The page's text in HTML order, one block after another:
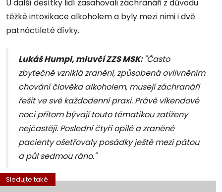
U další desítky lidí zasahovali záchranáři z důvodu
těžké intoxikace alkoholem a byly mezi nimi i dvě
patnáctileté dívky.
Lukáš Humpl, mluvčí ZZS MSK: "Často
zbytečně vzniklá zranění, způsobená ovlivněním
chování člověka alkoholem, musejí záchranáři
řešit ve své každodenní praxi. Právě víkendové
noci přitom bývají touto tématikou zatíženy
nejčastěji. Poslední čtyři opilé a zraněné
pacienty ošetřovaly posádky ještě mezi pátou
a půl sedmou ráno."
Sledujte také